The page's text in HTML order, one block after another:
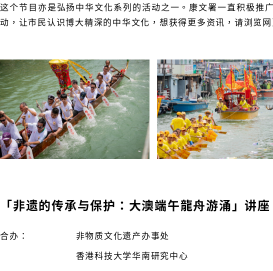
这个节目亦是弘扬中华文化系列的活动之一。康文署一直积极推
动，让市民认识博大精深的中华文化，想获得更多资讯，请浏览
「非遗的传承与保护：大澳端午龍舟游涌」讲座
合办：
非物质文化遗产办事处
香港科技大学华南研究中心